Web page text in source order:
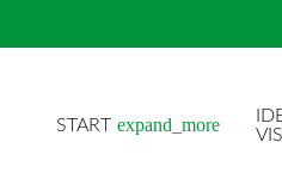
START expand_more